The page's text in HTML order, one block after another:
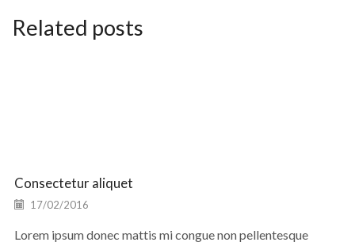
Related posts
Consectetur aliquet
17/02/2016
Lorem ipsum donec mattis mi congue non pellentesque